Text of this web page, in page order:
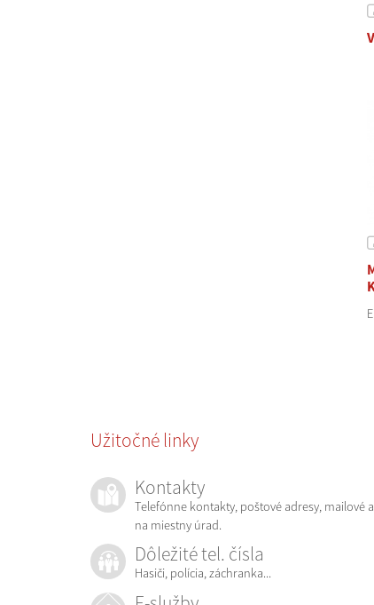
Užitočné linky
Kontakty
Telefónne kontakty, poštové adresy, mailové
na miestny úrad.
Dôležité tel. čísla
Hasiči, polícia, záchranka...